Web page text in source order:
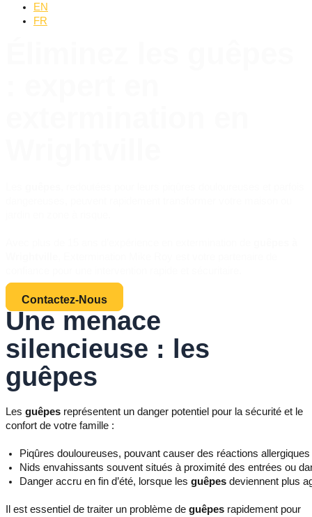
EN
FR
Contactez-Nous
Une menace
silencieuse : les
guêpes
Les guêpes représentent un danger potentiel pour la sécurité et le
confort de votre famille :
Piqûres douloureuses, pouvant causer des réactions
Nids envahissants souvent situés à proximité des entrées ou
Danger accru en fin d’été, lorsque les guêpes deviennent plus
Il est essentiel de traiter un problème de guêpes rapidement pour